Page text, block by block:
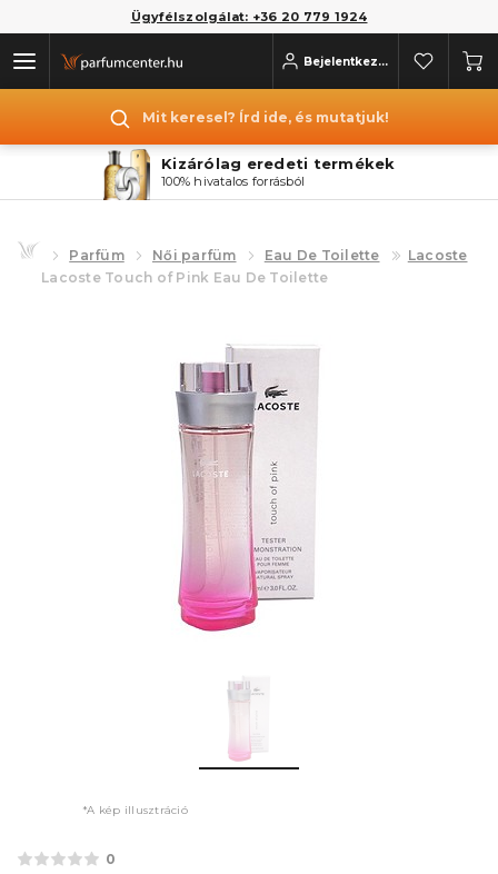
Ügyfélszolgálat: +36 20 779 1924
Bejelentkezés
Mit keresel? Írd ide, és mutatjuk!
Kizárólag eredeti termékek
100% hivatalos forrásból
Parfüm Női parfüm Eau De Toilette
Lacoste
Lacoste Touch of Pink Eau De Toilette
*A kép illusztráció
0